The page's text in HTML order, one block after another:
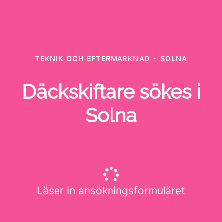
TEKNIK OCH EFTERMARKNAD · SOLNA
Däckskiftare sökes i
Solna
Läser in ansökningsformuläret